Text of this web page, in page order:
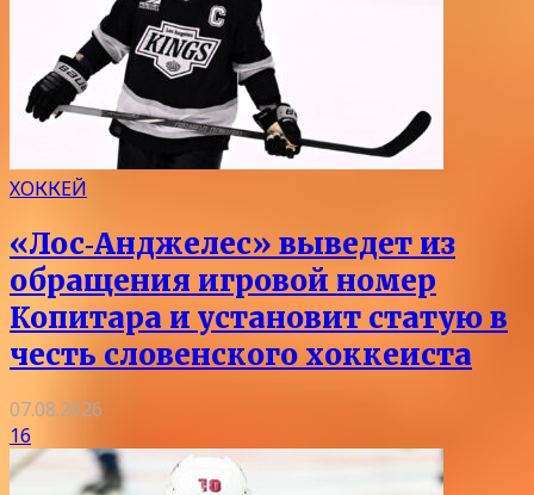
ХОККЕЙ
«Лос‑Анджелес» выведет из
обращения игровой номер
Копитара и установит статую в
честь словенского хоккеиста
07.08.2026
16